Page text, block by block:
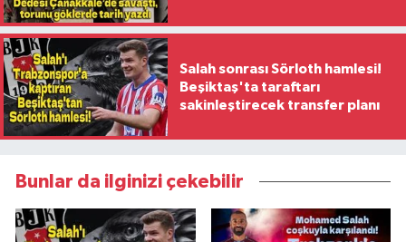
Salah sonrası Sörloth hamlesi!
Beşiktaş'ta taraftarı
sakinleştirecek transfer planı
Bunlar da ilginizi çekebilir